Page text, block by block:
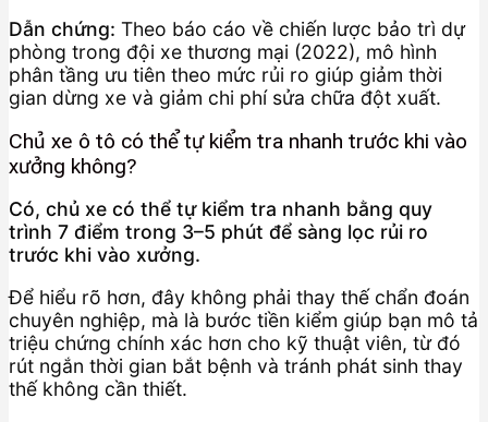
Dẫn chứng: Theo báo cáo về chiến lược bảo trì dự
phòng trong đội xe thương mại (2022), mô hình
phân tầng ưu tiên theo mức rủi ro giúp giảm thời
gian dừng xe và giảm chi phí sửa chữa đột xuất.
Chủ xe ô tô có thể tự kiểm tra nhanh trước khi vào
xưởng không?
Có, chủ xe có thể tự kiểm tra nhanh bằng quy
trình 7 điểm trong 3–5 phút để sàng lọc rủi ro
trước khi vào xưởng.
Để hiểu rõ hơn, đây không phải thay thế chẩn đoán
chuyên nghiệp, mà là bước tiền kiểm giúp bạn mô tả
triệu chứng chính xác hơn cho kỹ thuật viên, từ đó
rút ngắn thời gian bắt bệnh và tránh phát sinh thay
thế không cần thiết.